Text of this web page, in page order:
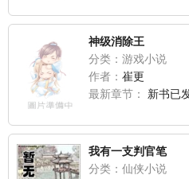
神级消除王
分类：游戏小说
作者： 崔更
最新章节：
新书已
我有一支判官笔
分类：仙侠小说